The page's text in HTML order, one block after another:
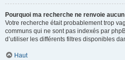
Pourquoi ma recherche ne renvoie
Votre recherche était probablement trop
communs qui ne sont pas indexés par
d’utiliser les différents filtres disponibles
Haut